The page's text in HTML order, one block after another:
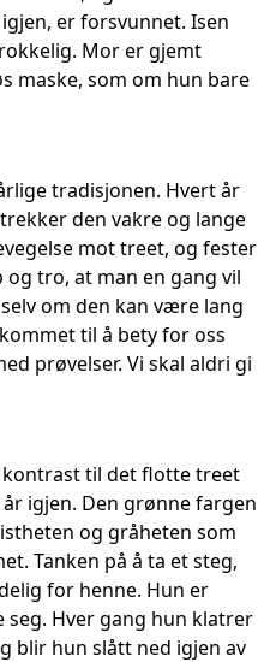
er forsvunnet. Isen
Mor er gjemt
maske, som om hun bare
tradisjonen. Hvert år
den vakre og lange
mot treet, og fester
tro, at man en gang vil
om den kan være lang
til å bety for oss
prøvelser. Vi skal aldri gi
til det flotte treet
igjen. Den grønne fargen
og gråheten som
Tanken på å ta et steg,
for henne. Hun er
seg. Hver gang hun klatrer
blir hun slått ned igjen av